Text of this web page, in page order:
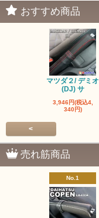
おすすめ商品
マツダ２/ デミオ
(DJ) サ
3,946円(税込4,
340円)
<
売れ筋商品
No.1